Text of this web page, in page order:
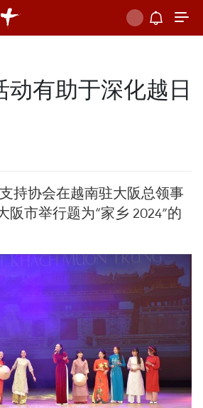
动有助于深化越日
持协会在越南驻大阪总领事
阪市举行题为“家乡 2024”的